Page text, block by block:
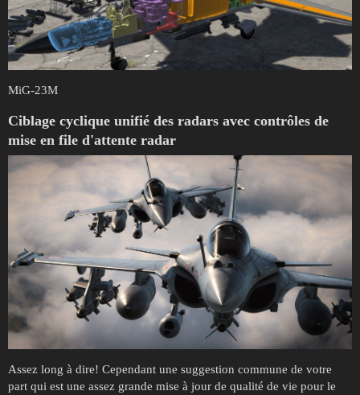
MiG-23M
Ciblage cyclique unifié des radars avec contrôles de
mise en file d'attente radar
Assez long à dire! Cependant une suggestion commune de votre
part qui est une assez grande mise à jour de qualité de vie pour le